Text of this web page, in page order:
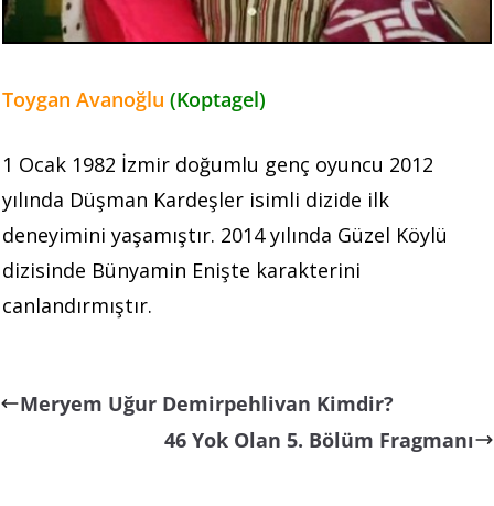
Toygan Avanoğlu (Koptagel)
1 Ocak 1982 İzmir doğumlu genç oyuncu 2012
yılında Düşman Kardeşler isimli dizide ilk
deneyimini yaşamıştır. 2014 yılında Güzel Köylü
dizisinde Bünyamin Enişte karakterini
canlandırmıştır.
Meryem Uğur Demirpehlivan Kimdir?
46 Yok Olan 5. Bölüm Fragmanı